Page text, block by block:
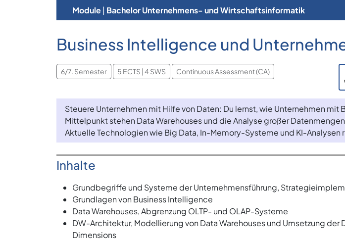
Module| Bachelor Unternehmens- und Wirtschaftsinformatik
Business Intelligence und
6/7. Semester 5 ECTS | 4 SWS Continuous Assessment (CA)
Steuere Unternehmen mit Hilfe von Daten: Du lernst, wie Unternehmen
Mittelpunkt stehen Data Warehouses und die Analyse großer
Aktuelle Technologien wie Big Data, In-Memory-Systeme und KI-Analysen
Inhalte
Grundbegriffe und Systeme der Unternehmensführung,
Grundlagen von Business Intelligence
Data Warehouses, Abgrenzung OLTP- und OLAP-Systeme
DW-Architektur, Modellierung von Data Warehouses und Umsetzung
Dimensions